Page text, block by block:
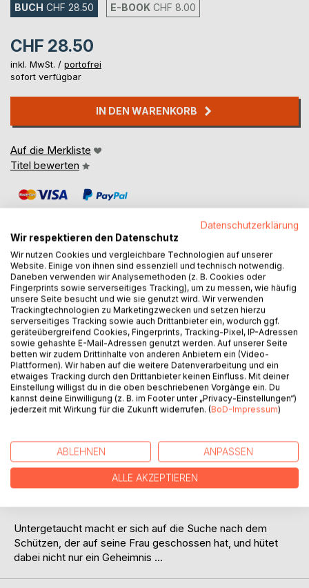
BUCH CHF 28.50 E-BOOK CHF 8.00
CHF 28.50
inkl. MwSt. / portofrei
sofort verfügbar
IN DEN WARENKORB
Auf die Merkliste
Titel bewerten
BESCHREIBUNG
Scheint nach jedem Gewitter wirklich wieder die
Sonne?
Während die Rodríguez-Familie noch immer schwer um
Aria trauert, legt sich die Vergangenheit um ihr Zuhause.
Gegenwart an ihre Tür. Zwischen all dem Trubel steht
Alejandro im Fokus seiner Familie, denn er ist spurlos
verschwunden.
Untergetaucht macht er sich auf die Suche nach dem
Schützen, der auf seine Frau geschossen hat, und hütet
dabei nicht nur ein Geheimnis ...
Datenschutzerklärung
Wir respektieren den Datenschutz
Wir nutzen Cookies und vergleichbare Technologien auf unserer
Website. Einige von ihnen sind essenziell und technisch notwendig.
Daneben verwenden wir Analysemethoden (z. B. Cookies oder
Fingerprints sowie serverseitiges Tracking), um zu messen, wie häufig
unsere Seite besucht und wie sie genutzt wird. Wir verwenden
Trackingtechnologien zu Marketingzwecken und setzen hierzu
serverseitiges Tracking sowie auch Drittanbieter ein, wodurch ggf.
geräteübergreifend Cookies, Fingerprints, Tracking-Pixel, IP-Adressen
sowie gehashte E-Mail-Adressen genutzt werden. Auf unserer Seite
betten wir zudem Drittinhalte von anderen Anbietern ein (Video-
Plattformen). Wir haben auf die weitere Datenverarbeitung und ein
etwaiges Tracking durch den Drittanbieter keinen Einfluss. Mit deiner
Einstellung willigst du in die oben beschriebenen Vorgänge ein. Du
kannst deine Einwilligung (z. B. im Footer unter „Privacy-Einstellungen“)
jederzeit mit Wirkung für die Zukunft widerrufen. (BoD-Impressum)
ABLEHNEN ANPASSEN
ALLE AKZEPTIEREN